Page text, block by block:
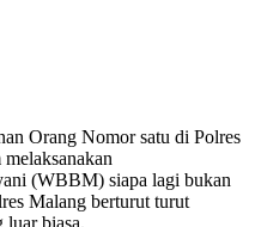
Orang Nomor satu di Polres
(WBBM) siapa lagi bukan
Malang berturut turut
luar biasa.